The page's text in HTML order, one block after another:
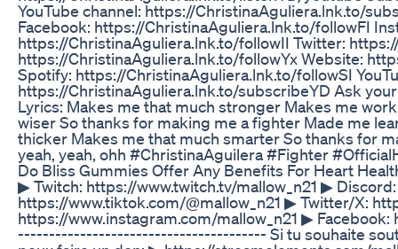
YouTube channel: https://ChristinaAguliera.lnk.to/
Facebook: https://ChristinaAguliera.lnk.to/followFI
https://ChristinaAguliera.lnk.to/followII Twitter:
https://ChristinaAguliera.lnk.to/followYx Website:
Spotify: https://ChristinaAguliera.lnk.to/followSI
https://ChristinaAguliera.lnk.to/subscribeYD Ask
Lyrics: Makes me that much stronger Makes me
wiser So thanks for making me a fighter Made me
thicker Makes me that much smarter So thanks for
yeah, yeah, ohh #ChristinaAguilera #Fighter
Do Bliss Gummies Offer Any Benefits For Heart
▶ Twitch: https://www.twitch.tv/mallow_n21 ▶
https://www.tiktok.com/@mallow_n21 ▶ Twitter/X:
https://www.instagram.com/mallow_n21 ▶
---------------------------------------- Si tu souhaite